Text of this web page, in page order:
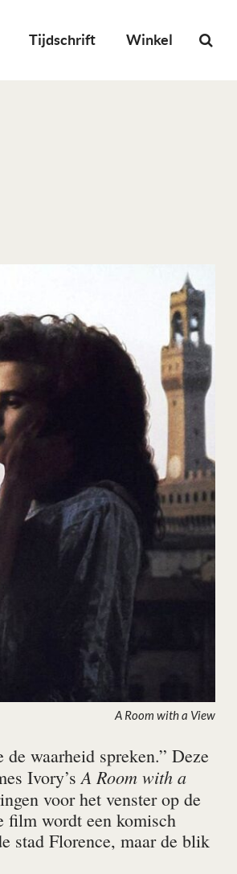
Tijdschrift Winkel
A Room with a View
waarheid spreken.” Deze
Ivory’s A Room with a
voor het venster op de
film wordt een komisch
stad Florence, maar de blik